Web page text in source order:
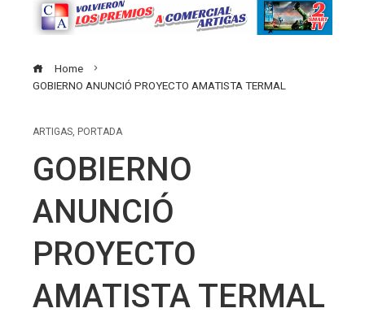
Home
GOBIERNO ANUNCIÓ PROYECTO AMATISTA TERMAL
ARTIGAS, PORTADA
GOBIERNO
ANUNCIÓ
PROYECTO
AMATISTA TERMAL